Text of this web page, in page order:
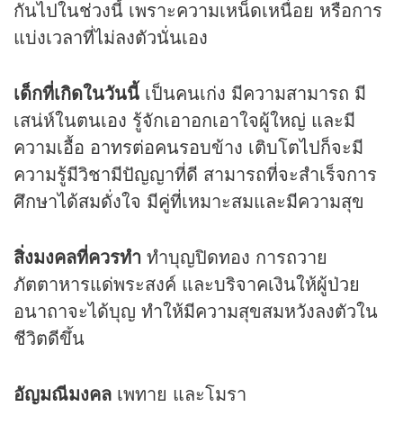
กันไปในช่วงนี้ เพราะความเหน็ดเหนื่อย หรือการ
แบ่งเวลาที่ไม่ลงตัวนั่นเอง
เด็กที่เกิดในวันนี้ เป็นคนเก่ง มีความสามารถ มี
เสน่ห์ในตนเอง รู้จักเอาอกเอาใจผู้ใหญ่ และมี
ความเอื้อ อาทรต่อคนรอบข้าง เติบโตไปก็จะมี
ความรู้มีวิชามีปัญญาที่ดี สามารถที่จะสำเร็จการ
ศึกษาได้สมดั่งใจ มีคู่ที่เหมาะสมและมีความสุข
สิ่งมงคลที่ควรทำ ทำบุญปิดทอง การถวาย
ภัตตาหารแด่พระสงค์ และบริจาคเงินให้ผู้ป่วย
อนาถาจะได้บุญ ทำให้มีความสุขสมหวังลงตัวใน
ชีวิตดีขึ้น
อัญมณีมงคล เพทาย และโมรา